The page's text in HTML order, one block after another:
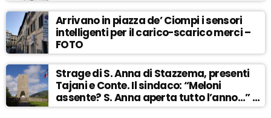
Arrivano in piazza de’ Ciompi i sensori
intelligenti per il carico-scarico merci –
FOTO
Strage di S. Anna di Stazzema, presenti
Tajani e Conte. Il sindaco: “Meloni
assente? S. Anna aperta tutto l’anno…” –
ASCOLTA